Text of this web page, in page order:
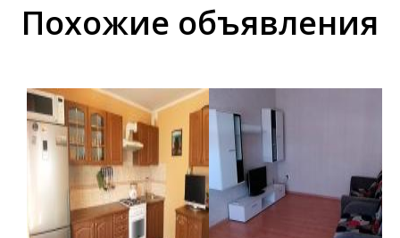
Похожие объявления